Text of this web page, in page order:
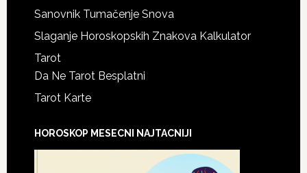
Sanovnik Tumačenje Snova
Slaganje Horoskopskih Znakova Kalkulator
Tarot
Da Ne Tarot Besplatni
Tarot Karte
HOROSKOP MESECNI NAJTACNIJI